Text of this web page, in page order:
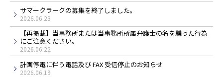
サマークラークの募集を終了しました。
2026.06.23
【再掲載】当事務所または当事務所所属弁護士の名を騙った行為
にご注意ください。
2026.06.22
計画停電に伴う電話及び FAX 受信停止のお知らせ
2026.06.19